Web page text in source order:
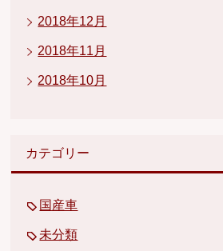
2018年12月
2018年11月
2018年10月
カテゴリー
国産車
未分類